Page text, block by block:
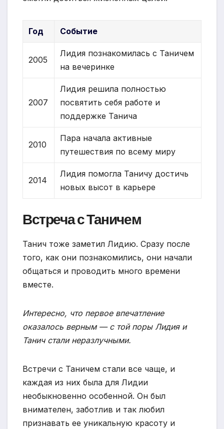
Год Событие
2005
Лидия познакомилась с Таничем
на вечеринке
2007
Лидия решила полностью
посвятить себя работе и
поддержке Танича
2010
Пара начала активные
путешествия по всему миру
2014
Лидия помогла Таничу достичь
новых высот в карьере
Встреча с Таничем
Танич тоже заметил Лидию. Сразу после
того, как они познакомились, они начали
общаться и проводить много времени
вместе.
Интересно, что первое впечатление
оказалось верным — с той поры Лидия и
Танич стали неразлучными.
Встречи с Таничем стали все чаще, и
каждая из них была для Лидии
необыкновенно особенной. Он был
внимателен, заботлив и так любил
признавать ее уникальную красоту и